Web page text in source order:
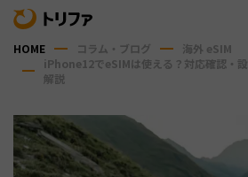
HOME コラム・ブログ
海外 eSIM
iPhone12でeSIMは使える？対応確認・
解説